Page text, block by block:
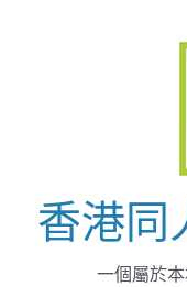
香港
一個屬於